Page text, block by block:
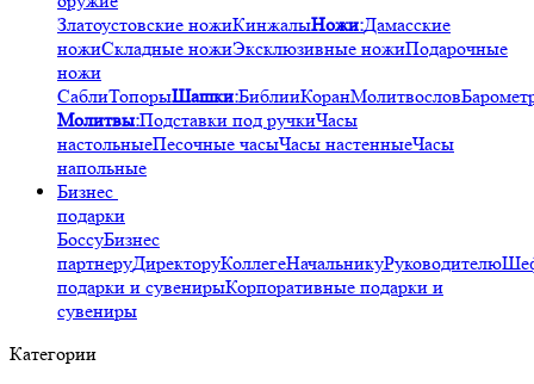
Златоустовские ножиКинжалыНожи:Дамасские
ножиСкладные ножиЭксклюзивные ножиПодарочные
ножи
СаблиТопорыШашки:БиблииКоранМолитвослов
Молитвы:Подставки под ручкиЧасы
настольныеПесочные часыЧасы настенныеЧасы
напольные
Бизнес
подарки
БоссуБизнес
партнеруДиректоруКоллегеНачальникуРуководителю
подарки и сувенирыКорпоративные подарки и
сувениры
Категории